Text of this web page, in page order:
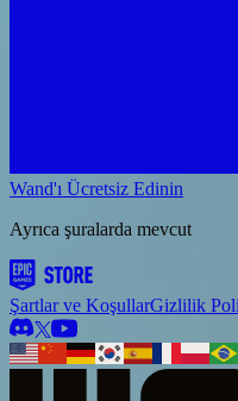
Wand'ı Ücretsiz Edinin
Ayrıca şuralarda mevcut
Şartlar ve KoşullarGizlilik